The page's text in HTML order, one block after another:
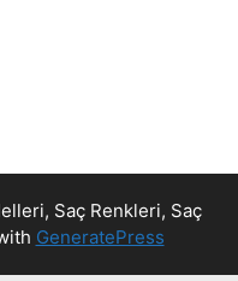
Saç Renkleri, Saç
GeneratePress